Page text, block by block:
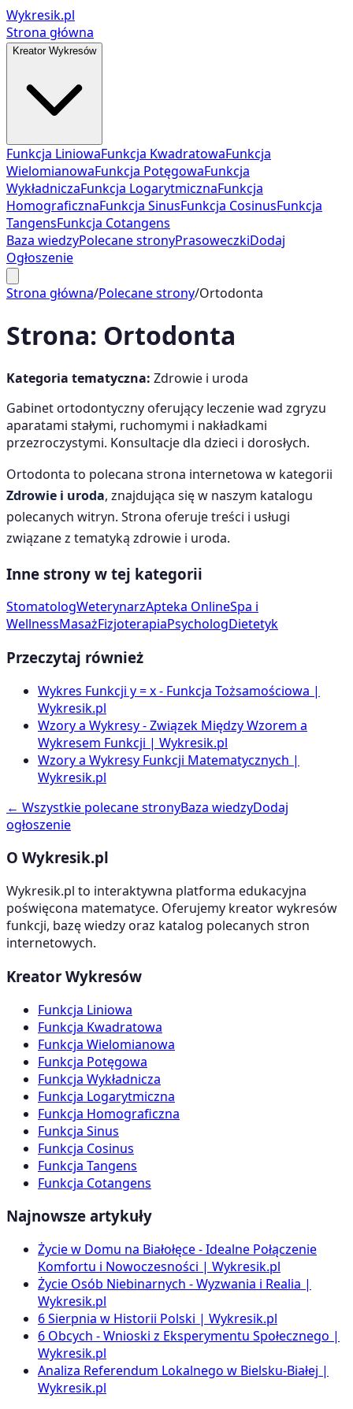
Wykresik.pl
Strona główna
Kreator Wykresów
Funkcja LiniowaFunkcja KwadratowaFunkcja
WielomianowaFunkcja PotęgowaFunkcja
WykładniczaFunkcja LogarytmicznaFunkcja
HomograficznaFunkcja SinusFunkcja CosinusFunkcja
TangensFunkcja Cotangens
Baza wiedzyPolecane stronyPrasoweczkiDodaj
Ogłoszenie
Strona główna/Polecane strony/Ortodonta
Strona: Ortodonta
Kategoria tematyczna: Zdrowie i uroda
Gabinet ortodontyczny oferujący leczenie wad zgryzu
aparatami stałymi, ruchomymi i nakładkami
przezroczystymi. Konsultacje dla dzieci i dorosłych.
Ortodonta to polecana strona internetowa w kategorii
Zdrowie i uroda, znajdująca się w naszym katalogu
polecanych witryn. Strona oferuje treści i usługi
związane z tematyką zdrowie i uroda.
Inne strony w tej kategorii
StomatologWeterynarzApteka OnlineSpa i
WellnessMasażFizjoterapiaPsychologDietetyk
Przeczytaj również
Wykres Funkcji y = x - Funkcja Tożsamościowa |
Wykresik.pl
Wzory a Wykresy - Związek Między Wzorem a
Wykresem Funkcji | Wykresik.pl
Wzory a Wykresy Funkcji Matematycznych |
Wykresik.pl
← Wszystkie polecane stronyBaza wiedzyDodaj
ogłoszenie
O Wykresik.pl
Wykresik.pl to interaktywna platforma edukacyjna
poświęcona matematyce. Oferujemy kreator wykresów
funkcji, bazę wiedzy oraz katalog polecanych stron
internetowych.
Kreator Wykresów
Funkcja Liniowa
Funkcja Kwadratowa
Funkcja Wielomianowa
Funkcja Potęgowa
Funkcja Wykładnicza
Funkcja Logarytmiczna
Funkcja Homograficzna
Funkcja Sinus
Funkcja Cosinus
Funkcja Tangens
Funkcja Cotangens
Najnowsze artykuły
Życie w Domu na Białołęce - Idealne Połączenie
Komfortu i Nowoczesności | Wykresik.pl
Życie Osób Niebinarnych - Wyzwania i Realia |
Wykresik.pl
6 Sierpnia w Historii Polski | Wykresik.pl
6 Obcych - Wnioski z Eksperymentu Społecznego |
Wykresik.pl
Analiza Referendum Lokalnego w Bielsku-Białej |
Wykresik.pl